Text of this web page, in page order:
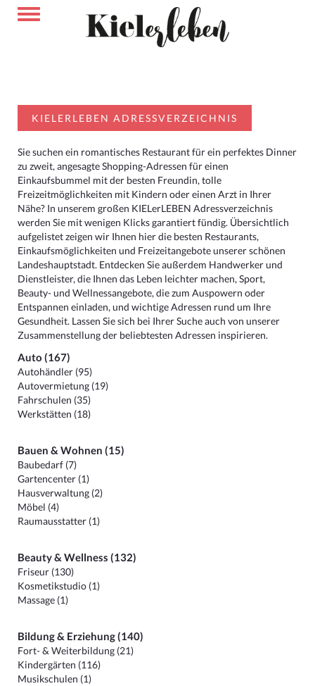
KIELERLEBEN ADRESSVERZEICHNIS
Sie suchen ein romantisches Restaurant für ein perfektes Dinner
zu zweit, angesagte Shopping-Adressen für einen
Einkaufsbummel mit der besten Freundin, tolle
Freizeitmöglichkeiten mit Kindern oder einen Arzt in Ihrer
Nähe? In unserem großen KIELerLEBEN Adressverzeichnis
werden Sie mit wenigen Klicks garantiert fündig. Übersichtlich
aufgelistet zeigen wir Ihnen hier die besten Restaurants,
Einkaufsmöglichkeiten und Freizeitangebote unserer schönen
Landeshauptstadt. Entdecken Sie außerdem Handwerker und
Dienstleister, die Ihnen das Leben leichter machen, Sport,
Beauty- und Wellnessangebote, die zum Auspowern oder
Entspannen einladen, und wichtige Adressen rund um Ihre
Gesundheit. Lassen Sie sich bei Ihrer Suche auch von unserer
Zusammenstellung der beliebtesten Adressen inspirieren.
Auto (167)
Autohändler (95)
Autovermietung (19)
Fahrschulen (35)
Werkstätten (18)
Bauen & Wohnen (15)
Baubedarf (7)
Gartencenter (1)
Hausverwaltung (2)
Möbel (4)
Raumausstatter (1)
Beauty & Wellness (132)
Friseur (130)
Kosmetikstudio (1)
Massage (1)
Bildung & Erziehung (140)
Fort- & Weiterbildung (21)
Kindergärten (116)
Musikschulen (1)